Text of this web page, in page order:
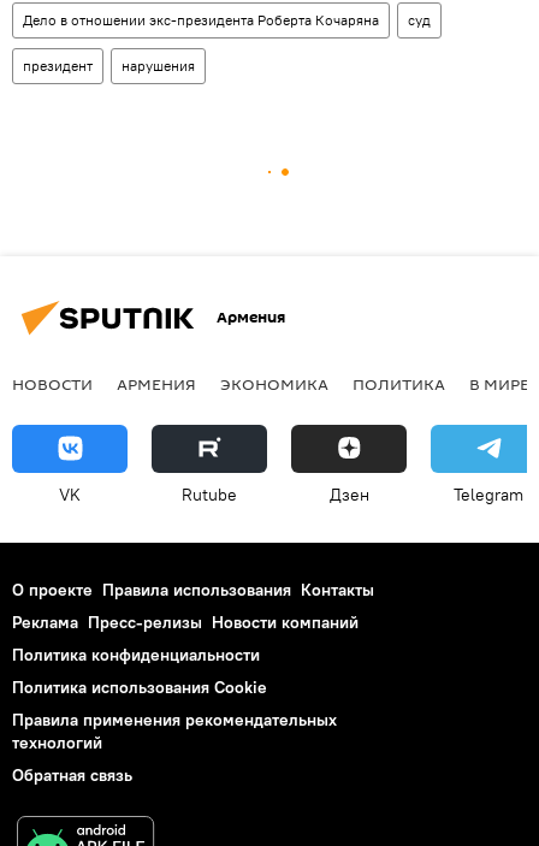
Дело в отношении экс-президента Роберта Кочаряна суд
президент нарушения
Армения
НОВОСТИ АРМЕНИЯ ЭКОНОМИКА ПОЛИТИКА В МИРЕ
VK Rutube Дзен Telegram
О проекте Правила использования Контакты
Реклама Пресс-релизы Новости компаний
Политика конфиденциальности
Политика использования Cookie
Правила применения рекомендательных
технологий
Обратная связь